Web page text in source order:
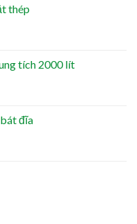
thép
tích 2000 lít
đĩa